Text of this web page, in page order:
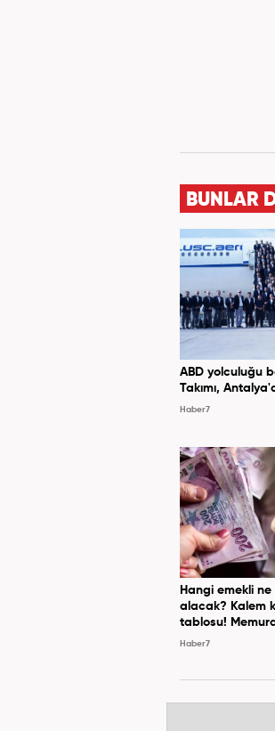
BUNLAR
ABD yolculuğu
Takımı,
Haber7
Hangi emekli
alacak? Kalem
tablosu!
Haber7